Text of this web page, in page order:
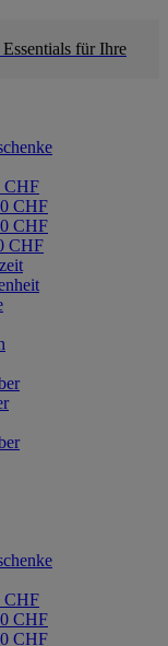
für Ihre
CHF
CHF
CHF
CHF
CHF
CHF
CHF